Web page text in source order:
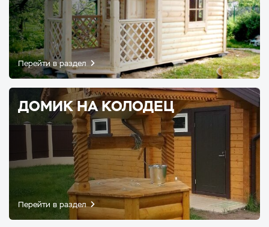
Перейти в раздел
ДОМИК НА КОЛОДЕЦ
Перейти в раздел